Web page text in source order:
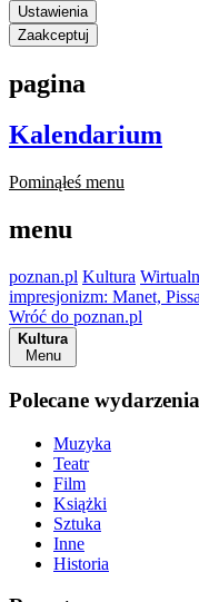
Ustawienia
Zaakceptuj
pagina
Kalendarium
Pominąłeś menu
menu
poznan.pl Kultura
impresjonizm: Manet,
Wróć do poznan.pl
Kultura
Menu
Polecane wydarzenia
Muzyka
Teatr
Film
Książki
Sztuka
Inne
Historia